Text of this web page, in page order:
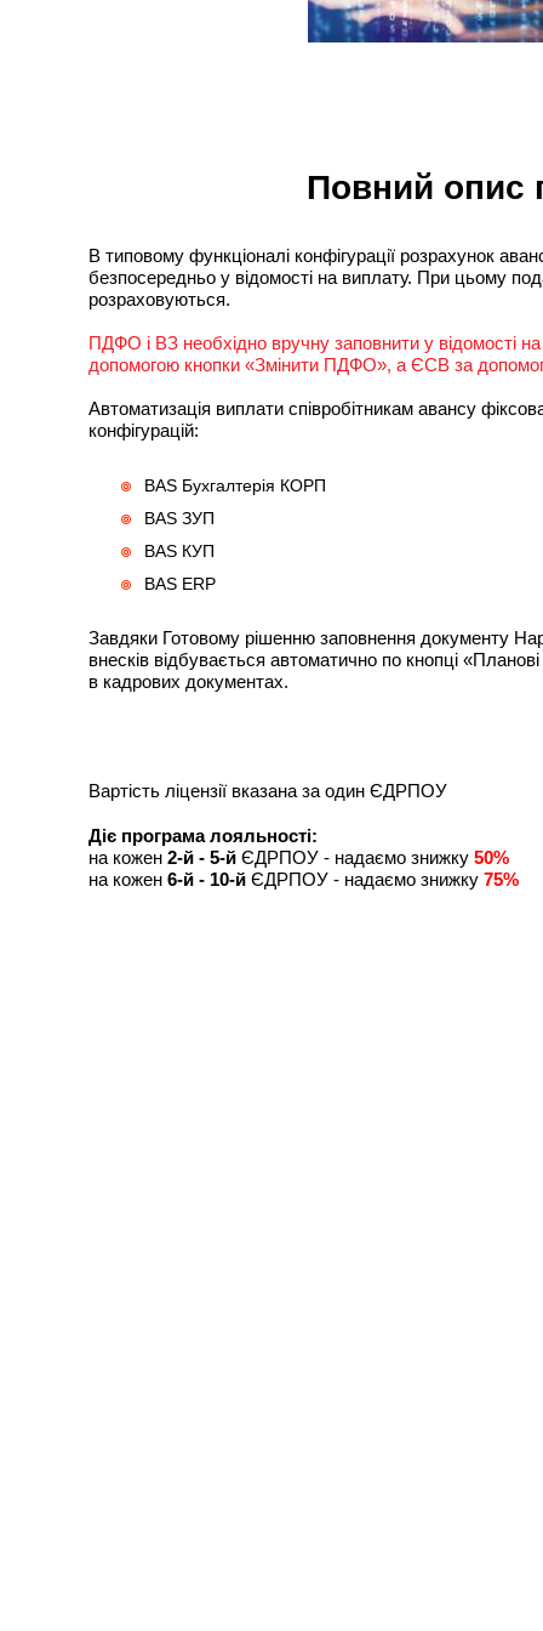
Повний опис
В типовому функціоналі конфігурації розрахунок
безпосередньо у відомості на виплату. При цьому
розраховуються.
ПДФО і ВЗ необхідно вручну заповнити у відомості
допомогою кнопки «Змінити ПДФО», а ЄСВ за
Автоматизація виплати співробітникам авансу
конфігурацій:
BAS Бухгалтерія КОРП
BAS ЗУП
BAS КУП
BAS ERP
Завдяки Готовому рішенню заповнення документу
внесків відбувається автоматично по кнопці
в кадрових документах.
Вартість ліцензії вказана за один ЄДРПОУ
Діє програма лояльності:
на кожен 2-й - 5-йЄДРПОУ - надаємо знижку50%
на кожен 6-й - 10-йЄДРПОУ - надаємо знижку75%